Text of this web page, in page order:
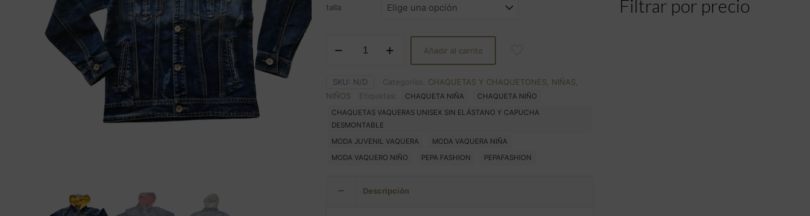
talla
VAQUERA
CON
CAPUCHA
Añadir al carrito
SKU: N/D Categorías: CHAQUETAS Y CHAQUETONES NIÑAS
NIÑOS
Etiquetas: CHAQUETA NIÑA
CHAQUETA NIÑO
CHAQUETAS VAQUERAS UNISEX SIN ELÁSTANO Y CAPUCHA
DESMONTABLE
MODA JUVENIL VAQUERA
MODA VAQUERA NIÑA
MODA VAQUERO NIÑO
PEPA FASHION PEPAFASHION
Descripción
Filtrar por precio